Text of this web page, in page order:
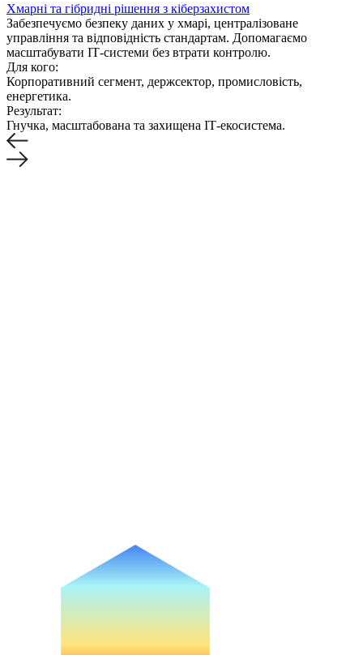
Хмарні та гібридні рішення з кіберзахистом
Забезпечуємо безпеку даних у хмарі, централізоване
управління та відповідність стандартам. Допомагаємо
масштабувати ІТ-системи без втрати контролю.
Для кого:
Корпоративний сегмент, держсектор, промисловість,
енергетика.
Результат:
Гнучка, масштабована та захищена ІТ-екосистема.